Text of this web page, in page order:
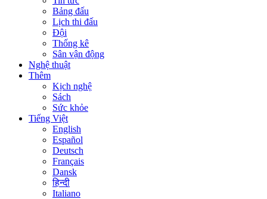
Bảng đấu
Lịch thi đấu
Đội
Thống kê
Sân vận động
Nghệ thuật
Thêm
Kịch nghệ
Sách
Sức khỏe
Tiếng Việt
English
Español
Deutsch
Français
Dansk
हिन्दी
Italiano